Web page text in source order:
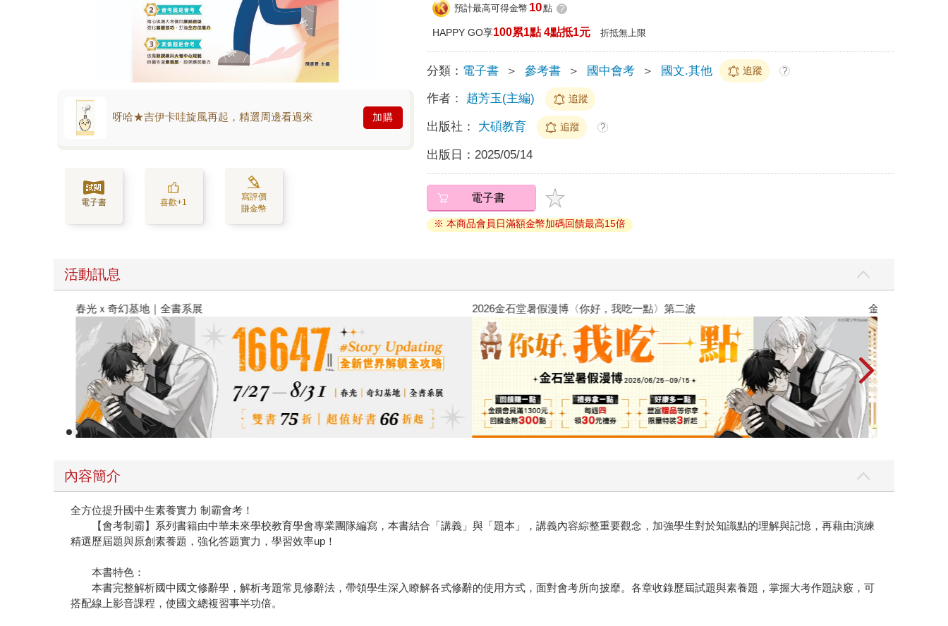
呀哈★吉伊卡哇旋風再起，精選周邊看過來 加購
電子書 喜歡+1
寫評價
賺金幣
預計最高可得金幣 10點 ?
HAPPY GO享100累1點 4點抵1元 折抵無上限
分類： 電子書 ＞ 參考書 ＞ 國中會考 ＞ 國文.其他 追蹤 ?
作者： 趙芳玉(主編) 追蹤
出版社： 大碩教育 追蹤 ?
出版日： 2025/05/14
電子書
※ 本商品會員日滿額金幣加碼回饋最高15倍
活動訊息
春光ｘ奇幻基地｜全書系展 2026金石堂暑假漫博〈你好，我吃一點〉第二波 金石堂2026海
內容簡介
全方位提升國中生素養實力 制霸會考！
【會考制霸】系列書籍由中華未來學校教育學會專業團隊編寫，本書結合「講義」與「題本」，講義內容綜整重要觀念，加強學生對於知識點的理解與記憶，再藉由演練
精選歷屆題與原創素養題，強化答題實力，學習效率up！
本書特色：
本書完整解析國中國文修辭學，解析考題常見修辭法，帶領學生深入瞭解各式修辭的使用方式，面對會考所向披靡。各章收錄歷屆試題與素養題，掌握大考作題訣竅，可
搭配線上影音課程，使國文總複習事半功倍。